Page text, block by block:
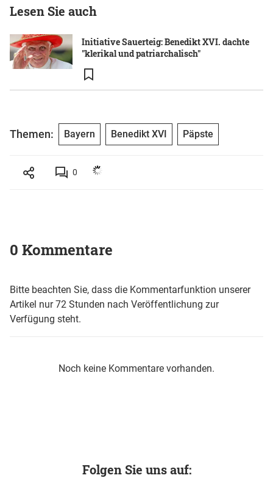
Lesen Sie auch
Initiative Sauerteig: Benedikt XVI. dachte
"klerikal und patriarchalisch"
Themen: Bayern Benedikt XVI Päpste
0
0 Kommentare
Bitte beachten Sie, dass die Kommentarfunktion unserer
Artikel nur 72 Stunden nach Veröffentlichung zur
Verfügung steht.
Noch keine Kommentare vorhanden.
Folgen Sie uns auf: